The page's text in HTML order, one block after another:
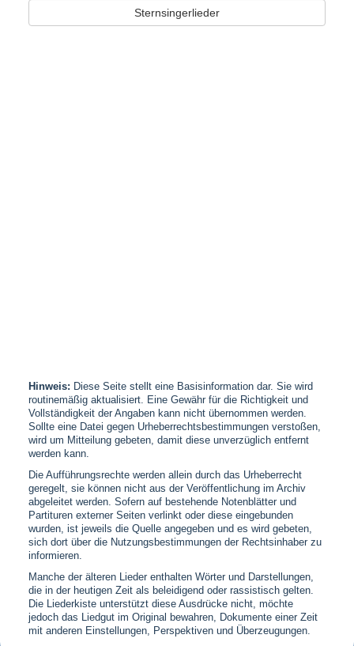
Sternsingerlieder
Hinweis: Diese Seite stellt eine Basisinformation dar. Sie wird
routinemäßig aktualisiert. Eine Gewähr für die Richtigkeit und
Vollständigkeit der Angaben kann nicht übernommen werden.
Sollte eine Datei gegen Urheberrechtsbestimmungen verstoßen,
wird um Mitteilung gebeten, damit diese unverzüglich entfernt
werden kann.
Die Aufführungsrechte werden allein durch das Urheberrecht
geregelt, sie können nicht aus der Veröffentlichung im Archiv
abgeleitet werden. Sofern auf bestehende Notenblätter und
Partituren externer Seiten verlinkt oder diese eingebunden
wurden, ist jeweils die Quelle angegeben und es wird gebeten,
sich dort über die Nutzungsbestimmungen der Rechtsinhaber zu
informieren.
Manche der älteren Lieder enthalten Wörter und Darstellungen,
die in der heutigen Zeit als beleidigend oder rassistisch gelten.
Die Liederkiste unterstützt diese Ausdrücke nicht, möchte
jedoch das Liedgut im Original bewahren, Dokumente einer Zeit
mit anderen Einstellungen, Perspektiven und Überzeugungen.